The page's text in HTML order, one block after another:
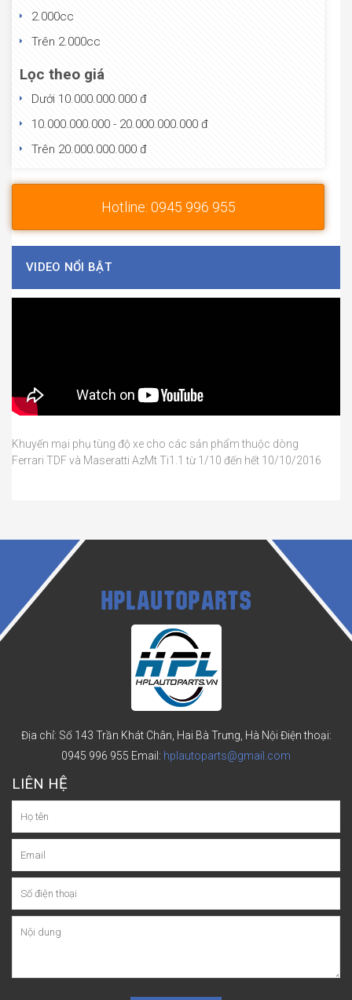
2.000cc
Trên 2.000cc
Lọc theo giá
Dưới 10.000.000.000 đ
10.000.000.000 - 20.000.000.000 đ
Trên 20.000.000.000 đ
Hotline: 0945 996 955
VIDEO NỔI BẬT
Khuyến mại phụ tùng độ xe cho các sản phẩm thuộc dòng
Ferrari TDF và Maseratti AzMt Ti1.1 từ 1/10 đến hết 10/10/2016
HPLAUTOPARTS
Địa chỉ: Số 143 Trần Khát Chân, Hai Bà Trưng, Hà Nội Điện thoại:
0945 996 955 Email: hplautoparts@gmail.com
LIÊN HỆ